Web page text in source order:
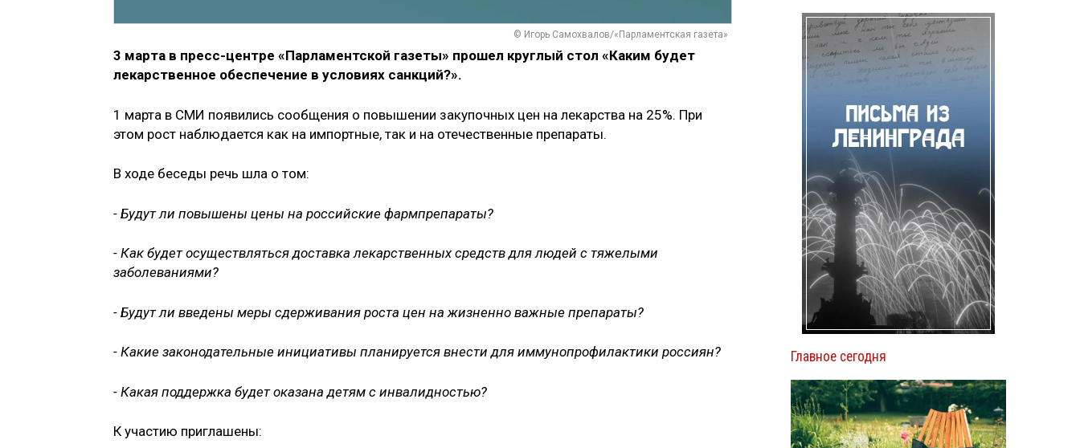
© Игорь Самохвалов/«Парламентская газета»
3 марта в пресс-центре «Парламентской газеты» прошел круглый стол «Каким будет
лекарственное обеспечение в условиях санкций?».
1 марта в СМИ появились сообщения о повышении закупочных цен на лекарства на 25%. При
этом рост наблюдается как на импортные, так и на отечественные препараты.
В ходе беседы речь шла о том:
- Будут ли повышены цены на российские фармпрепараты?
- Как будет осуществляться доставка лекарственных средств для людей с тяжелыми
заболеваниями?
- Будут ли введены меры сдерживания роста цен на жизненно важные препараты?
- Какие законодательные инициативы планируется внести для иммунопрофилактики россиян?
- Какая поддержка будет оказана детям с инвалидностью?
К участию приглашены:
Главное сегодня